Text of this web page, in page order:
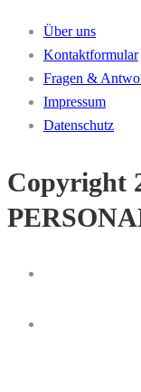
Über uns
Kontaktformular
Fragen &
Impressum
Datenschutz
Copyright